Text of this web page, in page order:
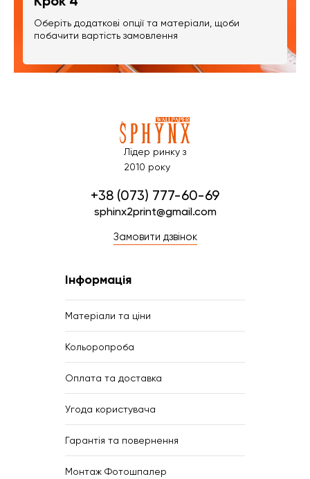
Оберіть додаткові опції та матеріали, щоби
побачити вартість замовлення
Лідер ринку з
2010 року
+38 (073) 777-60-69
sphinx2print@gmail.com
Замовити дзвінок
Інформація
Матеріали та ціни
Кольоропроба
Оплата та доставка
Угода користувача
Гарантія та повернення
Монтаж Фотошпалер